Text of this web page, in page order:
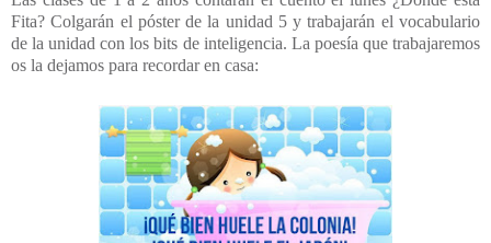
Fita? Colgarán el póster de la unidad 5 y trabajarán el vocabulario
de la unidad con los bits de inteligencia. La poesía que trabajaremos
os la dejamos para recordar en casa: